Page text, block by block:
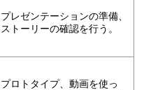
プレゼンテーションの準備、
ストーリーの確認を行う。
プロトタイプ、動画を使っ